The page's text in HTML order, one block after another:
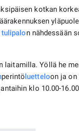
kotkan
tulipalon nähdessään
laitamilla. Yöllä he
perintöluetteloon ja
klo 10.00-